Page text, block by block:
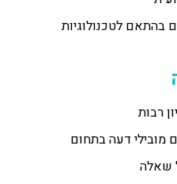
בהתאם לטכנולוגיות
רבות
מובילי דעה בתחום
שאלה